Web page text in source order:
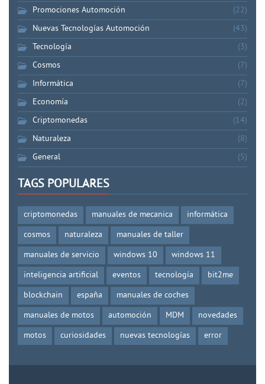
Promociones Automoción
(22)
Nuevas Tecnologías Automoción
(43)
Tecnología
(3)
Cosmos
(7)
Informática
(7)
Economía
(2)
Criptomonedas
(14)
Naturaleza
(8)
General
(5)
TAGS POPULARES
criptomonedas manuales de mecanica
informática
cosmos
naturaleza
manuales de taller
manuales de servicio
windows 10
windows 11
inteligencia artificial
eventos tecnología
bit2me
blockchain
españa
manuales de coches
manuales de motos
automoción MDM
novedades
motos
curiosidades nuevas tecnologías error